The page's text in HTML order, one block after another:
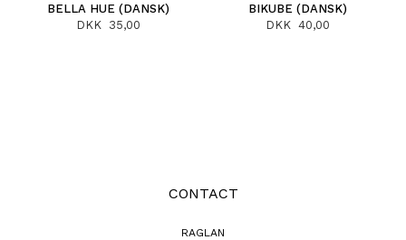
BELLA HUE (DANSK)
DKK 35,00
BIKUBE (DANSK)
DKK 40,00
CONTACT
RAGLAN